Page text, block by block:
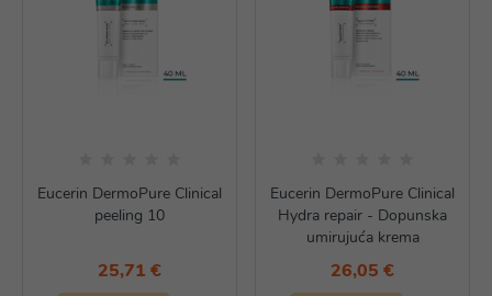
Eucerin DermoPure Clinical
peeling 10
25,71 €
Eucerin DermoPure Clinical
Hydra repair - Dopunska
umirujuća krema
26,05 €